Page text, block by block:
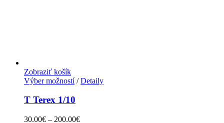
Zobraziť košík
Výber možností/ Detaily
T Terex 1/10
30.00€ – 200.00€